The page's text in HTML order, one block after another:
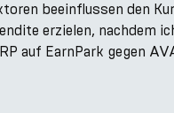
beeinflussen den
erzielen, nachdem
auf EarnPark gegen